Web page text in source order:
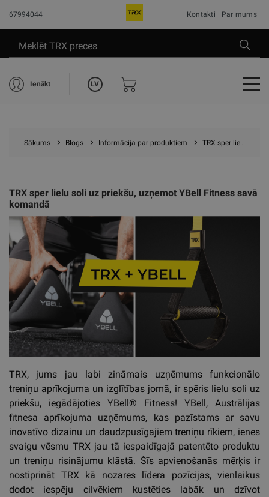
67994044 Kontakti Par mums
Ienākt LV
Sākums Blogs Informācija par produktiem TRX sper lielu soli uz priekšu, uzņemot YBell Fitness savā komandā
TRX sper lielu soli uz priekšu, uzņemot YBell Fitness savā
komandā
TRX, jums jau labi zināmais uzņēmums funkcionālo
treniņu aprīkojuma un izglītības jomā, ir spēris lielu soli uz
priekšu, iegādājoties YBell® Fitness! YBell, Austrālijas
fitnesa aprīkojuma uzņēmums, kas pazīstams ar savu
inovatīvo dizainu un daudzpusīgajiem treniņu rīkiem, ienes
svaigu vēsmu TRX jau tā iespaidīgajā patentēto produktu
un treniņu risinājumu klāstā. Šīs apvienošanās mērķis ir
nostiprināt TRX kā nozares līdera pozīcijas, vienlaikus
dodot iespēju cilvēkiem kustēties labāk un dzīvot